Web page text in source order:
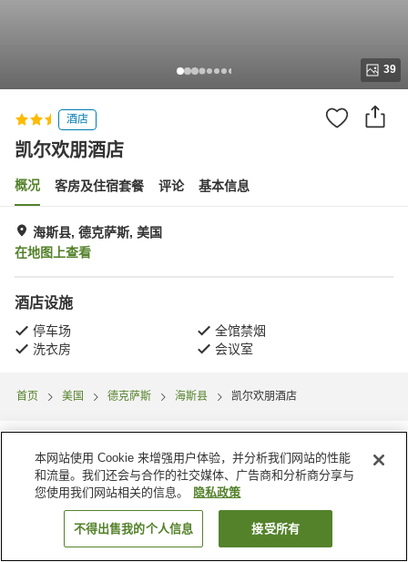
39
酒店
凯尔欢朋酒店
概况 客房及住宿套餐 评论 基本信息
海斯县, 德克萨斯, 美国
在地图上查看
酒店设施
停车场
全馆禁烟
洗衣房
会议室
首页 美国 德克萨斯 海斯县 凯尔欢朋酒店
搜索客房
本网站使用 Cookie 来增强用户体验，并分析我们网站的性能
和流量。我们还会与合作的社交媒体、广告商和分析商分享与
您使用我们网站相关的信息。
隐私政策
不得出售我的个人信息 接受所有